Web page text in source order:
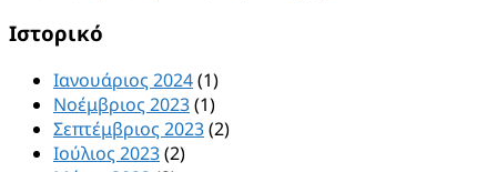
Ιστορικό
Ιανουάριος 2024(1)
Νοέμβριος 2023(1)
Σεπτέμβριος 2023(2)
Ιούλιος 2023(2)